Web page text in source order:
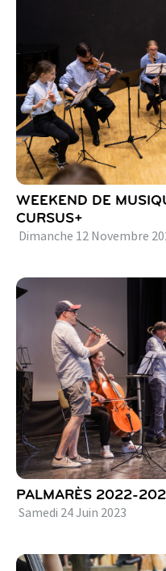
WEEKEND DE
CURSUS+
Dimanche 12 Novembre
PALMARÈS 2022-
Samedi 24Juin 2023